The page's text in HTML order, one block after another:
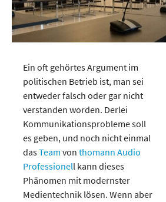
Ein oft gehörtes Argument im
politischen Betrieb ist, man sei
entweder falsch oder gar nicht
verstanden worden. Derlei
Kommunikationsprobleme soll
es geben, und noch nicht einmal
dasTeam von thomann Audio
Professionell kann dieses
Phänomen mit modernster
Medientechnik lösen. Wenn aber